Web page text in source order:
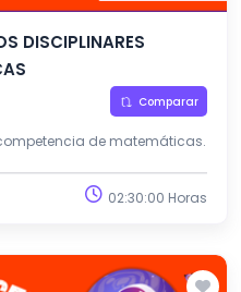
DISCIPLINARES
Comparar
de matemáticas.
02:30:00 Horas